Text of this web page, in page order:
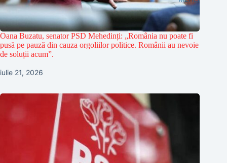
Oana Buzatu, senator PSD Mehedinți: „România nu poate fi
pusă pe pauză din cauza orgoliilor politice. Românii au nevoie
de soluții acum”.
iulie 21, 2026